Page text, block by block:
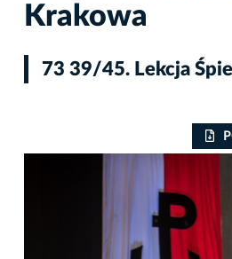
Krakowa
73 39/45. Lekcja